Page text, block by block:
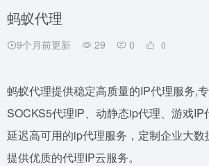
蚂蚁代理
9个月前更新 29 0 0
蚂蚁代理提供稳定高质量的IP代理服务,专
SOCKS5代理IP、动静态ip代理、游戏
延迟高可用的ip代理服务，定制企业大
提供优质的代理IP云服务。